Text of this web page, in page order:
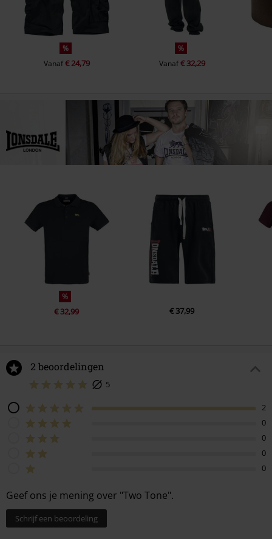
%
Vanaf€ 24,79
%
Vanaf€ 32,29
%
€ 32,99 € 37,99
2 beoordelingen
5
2
0
0
0
0
Geef ons je mening over "Two Tone".
Schrijf een beoordeling